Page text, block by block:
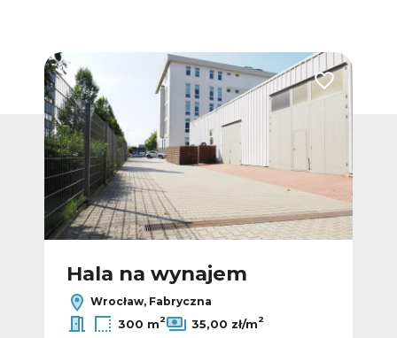
Dodaj do ulubionych Dodaj do
Hala na wynajem
Wrocław, Fabryczna
300 m2 35,00 zł/m2